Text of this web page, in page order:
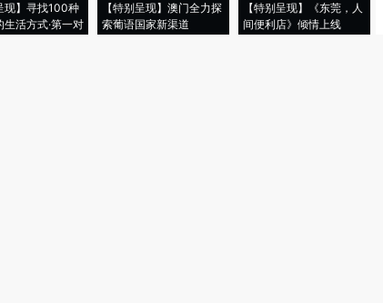
现】寻找100种
生活方式·第一对
【特别呈现】澳门全力探
索葡语国家新渠道
【特别呈现】《东莞，人
间便利店》倾情上线